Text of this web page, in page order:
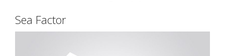
Sea Factor